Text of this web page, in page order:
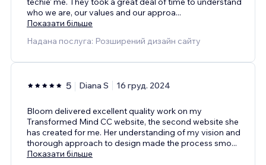
who we are, our values and our approa...
Показати більше
Надана послуга: Розширений дизайн сайту
5 Diana S 16 груд. 2024
Bloom delivered excellent quality work on my
Transformed Mind CC website, the second website she
has created for me. Her understanding of my vision and
thorough approach to design made the process smo...
Показати більше